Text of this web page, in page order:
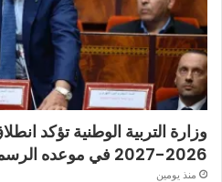
وزارة التربية الوطنية تؤكد
2026-2027 في موعده الرسمي
منذ يومين